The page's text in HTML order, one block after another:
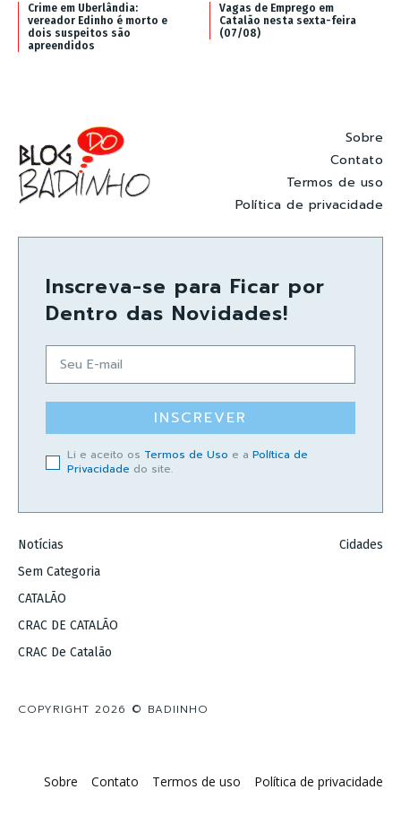
Crime em Uberlândia:
vereador Edinho é morto e
dois suspeitos são
apreendidos
Vagas de Emprego em
Catalão nesta sexta-feira
(07/08)
Sobre
Contato
Termos de uso
Política de privacidade
Inscreva-se para Ficar por
Dentro das Novidades!
INSCREVER
Li e aceito os Termos de Uso e a Política de
Privacidade do site.
Notícias
Sem Categoria
CATALÃO
CRAC DE CATALÃO
CRAC De Catalão
Cidades
COPYRIGHT 2026 © BADIINHO
Sobre Contato Termos de uso Política de privacidade